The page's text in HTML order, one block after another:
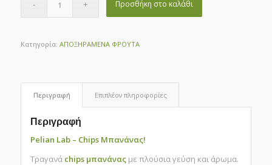
Προσθήκη στο καλάθι
Κατηγορία: ΑΠΟΞΗΡΑΜΕΝΑ ΦΡΟΥΤΑ
Περιγραφή Επιπλέον πληροφορίες
Περιγραφή
Pelian Lab – Chips Μπανάνας!
Τραγανά chips μπανάναςμε πλούσια γεύση και άρωμα.